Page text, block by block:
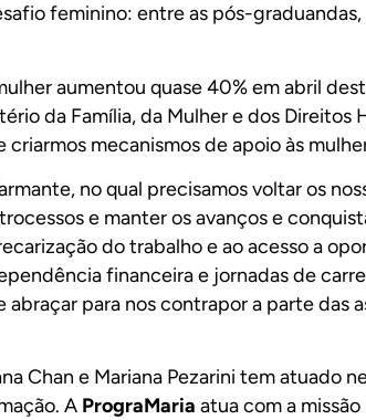
feminino: entre as pós-graduandas,
aumentou quase 40% em abril
da Família, da Mulher e dos Direitos
mecanismos de apoio às
no qual precisamos voltar os
e manter os avanços e
do trabalho e ao acesso a
financeira e jornadas de
abraçar para nos contrapor a parte das
Chan e Mariana Pezarini tem atuado
A PrograMaria atua com a missão